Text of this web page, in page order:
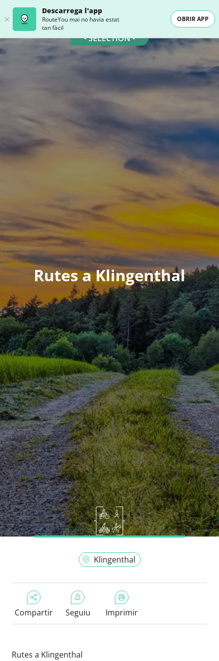
Descarrega l'app
RouteYou mai no havia estat
tan fàcil
OBRIR APP
- SELECTION -
Rutes a Klingenthal
Klingenthal
Compartir Seguiu Imprimir
Rutes a Klingenthal